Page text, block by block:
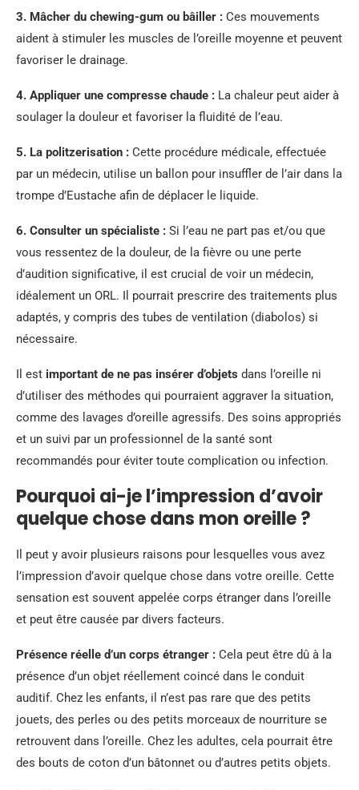
3. Mâcher du chewing-gum ou bâiller : Ces mouvements
aident à stimuler les muscles de l’oreille moyenne et peuvent
favoriser le drainage.
4. Appliquer une compresse chaude : La chaleur peut aider à
soulager la douleur et favoriser la fluidité de l’eau.
5. La politzerisation : Cette procédure médicale, effectuée
par un médecin, utilise un ballon pour insuffler de l’air dans la
trompe d’Eustache afin de déplacer le liquide.
6. Consulter un spécialiste : Si l’eau ne part pas et/ou que
vous ressentez de la douleur, de la fièvre ou une perte
d’audition significative, il est crucial de voir un médecin,
idéalement un ORL. Il pourrait prescrire des traitements plus
adaptés, y compris des tubes de ventilation (diabolos) si
nécessaire.
Il est important de ne pas insérer d’objets dans l’oreille ni
d’utiliser des méthodes qui pourraient aggraver la situation,
comme des lavages d’oreille agressifs. Des soins appropriés
et un suivi par un professionnel de la santé sont
recommandés pour éviter toute complication ou infection.
Pourquoi ai-je l’impression d’avoir
quelque chose dans mon oreille ?
Il peut y avoir plusieurs raisons pour lesquelles vous avez
l’impression d’avoir quelque chose dans votre oreille. Cette
sensation est souvent appelée corps étranger dans l’oreille
et peut être causée par divers facteurs.
Présence réelle d’un corps étranger : Cela peut être dû à la
présence d’un objet réellement coincé dans le conduit
auditif. Chez les enfants, il n’est pas rare que des petits
jouets, des perles ou des petits morceaux de nourriture se
retrouvent dans l’oreille. Chez les adultes, cela pourrait être
des bouts de coton d’un bâtonnet ou d’autres petits objets.